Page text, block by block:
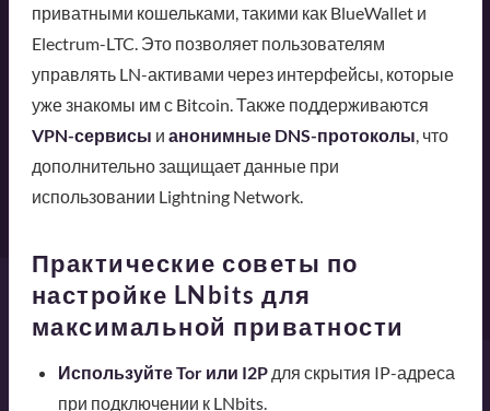
приватными кошельками, такими как BlueWallet и
Electrum-LTC. Это позволяет пользователям
управлять LN-активами через интерфейсы, которые
уже знакомы им с Bitcoin. Также поддерживаются
VPN-сервисы и анонимные DNS-протоколы, что
дополнительно защищает данные при
использовании Lightning Network.
Практические советы по
настройке LNbits для
максимальной приватности
Используйте Tor или I2Pдля скрытия IP-адреса
при подключении к LNbits.